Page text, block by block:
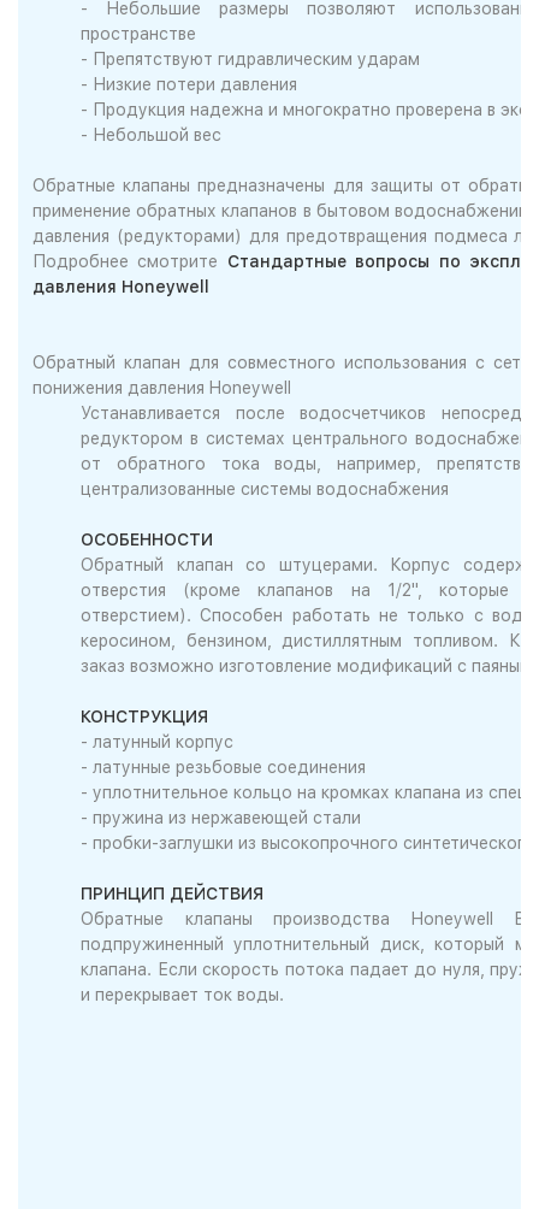
- Небольшие размеры позволяют
пространстве
- Препятствуют гидравлическим ударам
- Низкие потери давления
- Продукция надежна и многократно проверена в
- Небольшой вес
Обратные клапаны предназначены для защиты от
применение обратных клапанов в бытовом водоснабжении
давления (редукторами) для предотвращения подмеса
Подробнее смотрите Стандартные вопросы по
давления Honeywell
Обратный клапан для совместного использования с
понижения давления Honeywell
Устанавливается после водосчетчиков
редуктором в системах центрального
от обратного тока воды, например,
централизованные системы водоснабжения
ОСОБЕННОСТИ
Обратный клапан со штуцерами. Корпус
отверстия (кроме клапанов на 1/2", которые
отверстием). Способен работать не только с
керосином, бензином, дистиллятным топливом.
заказ возможно изготовление модификаций с
КОНСТРУКЦИЯ
- латунный корпус
- латунные резьбовые соединения
- уплотнительное кольцо на кромках клапана из
- пружина из нержавеющей стали
- пробки-заглушки из высокопрочного
ПРИНЦИП ДЕЙСТВИЯ
Обратные клапаны производства Honeywell
подпружиненный уплотнительный диск, который
клапана. Если скорость потока падает до нуля,
и перекрывает ток воды.